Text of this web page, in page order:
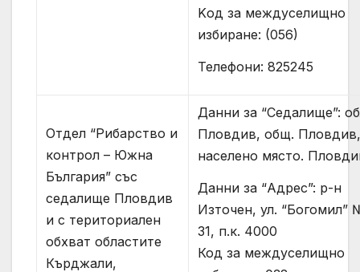
Kод за междуселищно
избиране: (056)
Телефони: 825245
Отдел “Рибарство и
контрол – Южна
България” със
седалище Пловдив
и с териториален
обхват областите
Кърджали,
Данни за “Седалище”:
Пловдив, общ.
населено място.
Данни за “Адрес”: р-н
Източен, ул. “Богомил”
31, п.к. 4000
Код за междуселищно